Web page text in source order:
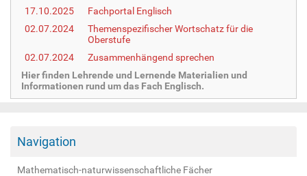
17.10.2025
Fachportal Englisch
02.07.2024
Themenspezifischer Wortschatz für die
Oberstufe
02.07.2024
Zusammenhängend sprechen
Hier finden Lehrende und Lernende Materialien und
Informationen rund um das Fach Englisch.
Navigation
Mathematisch-naturwissenschaftliche Fächer